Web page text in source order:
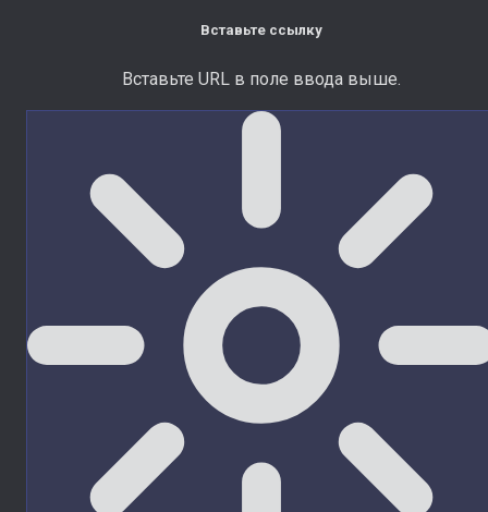
Вставьте ссылку
Вставьте URL в поле ввода выше.